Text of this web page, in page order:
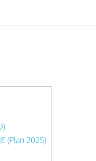
(Plan 2025)